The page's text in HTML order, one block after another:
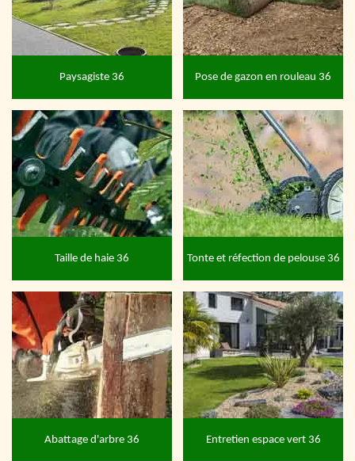
Paysagiste 36 Pose de gazon en rouleau 36
Taille de haie 36 Tonte et réfection de pelouse 36
Abattage d'arbre 36 Entretien espace vert 36